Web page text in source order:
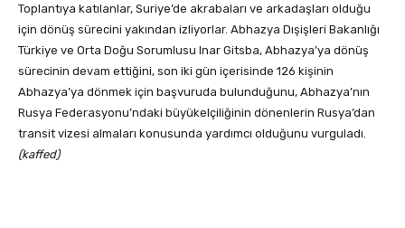
Toplantıya katılanlar, Suriye’de akrabaları ve arkadaşları olduğu
için dönüş sürecini yakından izliyorlar. Abhazya Dışişleri Bakanlığı
Türkiye ve Orta Doğu Sorumlusu Inar Gitsba, Abhazya’ya dönüş
sürecinin devam ettiğini, son iki gün içerisinde 126 kişinin
Abhazya’ya dönmek için başvuruda bulunduğunu, Abhazya’nın
Rusya Federasyonu’ndaki büyükelçiliğinin dönenlerin Rusya’dan
transit vizesi almaları konusunda yardımcı olduğunu vurguladı.
(kaffed)